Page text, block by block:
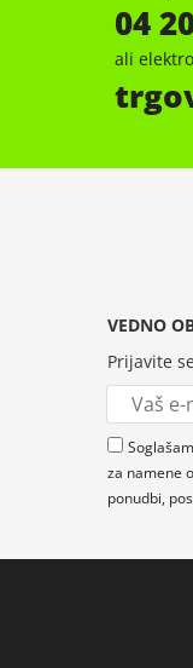
04
ali
VEDNO
Prijavite
za namene
ponudbi,